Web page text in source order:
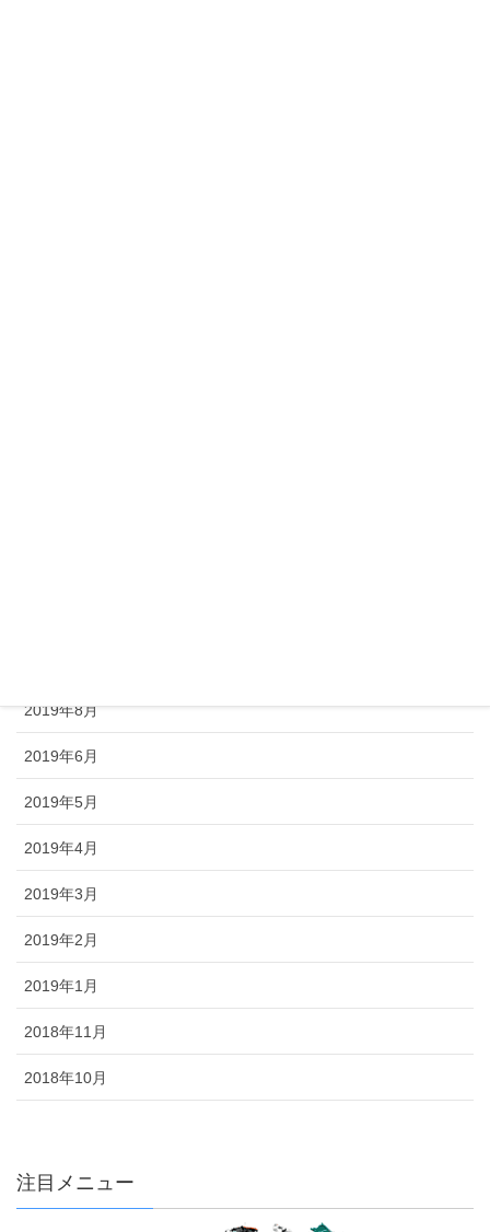
2019年8月
2019年6月
2019年5月
2019年4月
2019年3月
2019年2月
2019年1月
2018年11月
2018年10月
注目メニュー